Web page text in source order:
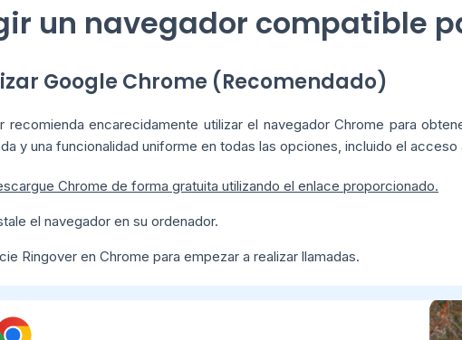
un navegador compatible
Google Chrome (Recomendado)
recomienda encarecidamente utilizar el navegador Chrome para
y una funcionalidad uniforme en todas las opciones, incluido el
Chrome de forma gratuita utilizando el enlace proporcionado.
el navegador en su ordenador.
Ringover en Chrome para empezar a realizar llamadas.